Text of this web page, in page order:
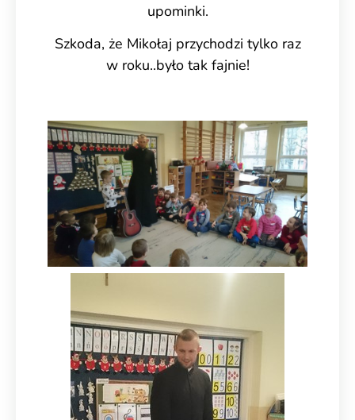
upominki.
Szkoda, że Mikołaj przychodzi tylko raz
w roku..było tak fajnie!